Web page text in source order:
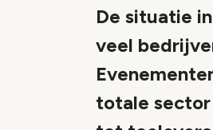
De situatie
veel
totale